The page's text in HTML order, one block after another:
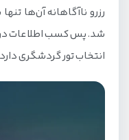
رزرو ناآگاهانه آن‌ها
شد. پس کسب اطلاعات
انتخاب تور گردشگری